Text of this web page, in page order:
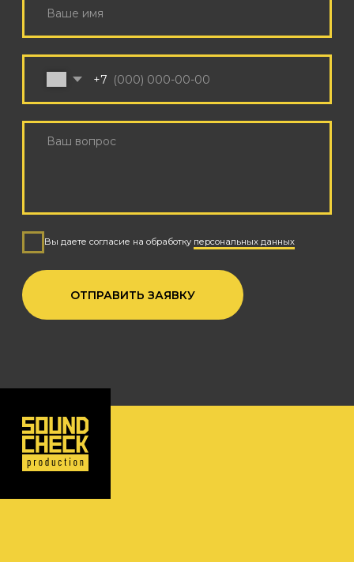
INFO@SOUNDCHECK.MOSCOW
Режим работы с 9:00 до 21:00 по МСК